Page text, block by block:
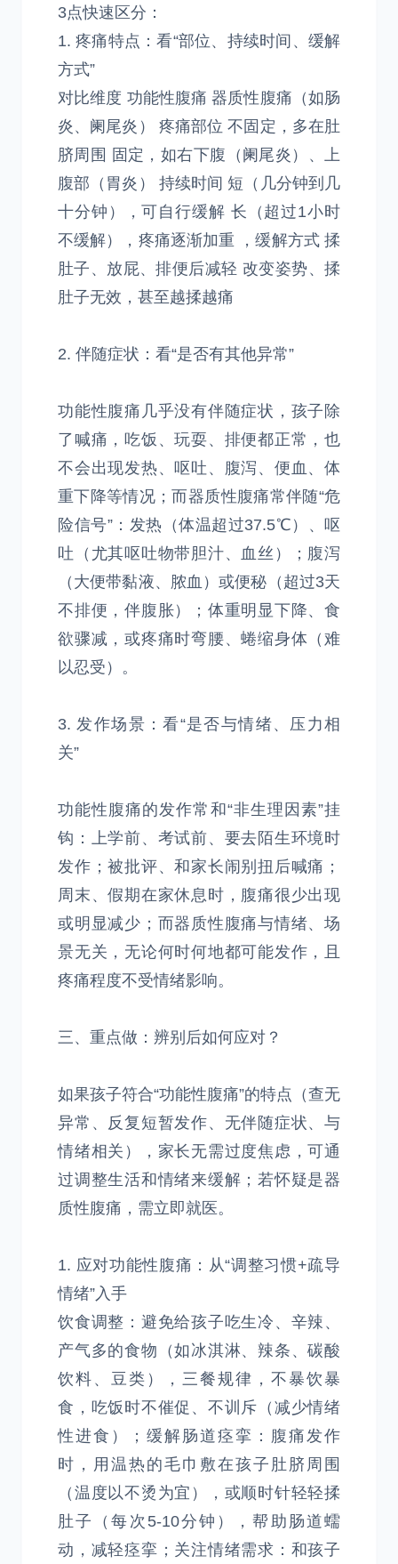
3点快速区分：
1. 疼痛特点：看“部位、持续时间、缓解
方式”
对比维度 功能性腹痛 器质性腹痛（如肠
炎、阑尾炎） 疼痛部位 不固定，多在肚
脐周围 固定，如右下腹（阑尾炎）、上
腹部（胃炎） 持续时间 短（几分钟到几
十分钟），可自行缓解 长（超过1小时
不缓解），疼痛逐渐加重 ，缓解方式 揉
肚子、放屁、排便后减轻 改变姿势、揉
肚子无效，甚至越揉越痛
2. 伴随症状：看“是否有其他异常”
功能性腹痛几乎没有伴随症状，孩子除
了喊痛，吃饭、玩耍、排便都正常，也
不会出现发热、呕吐、腹泻、便血、体
重下降等情况；而器质性腹痛常伴随“危
险信号”：发热（体温超过37.5℃）、呕
吐（尤其呕吐物带胆汁、血丝）；腹泻
（大便带黏液、脓血）或便秘（超过3天
不排便，伴腹胀）；体重明显下降、食
欲骤减，或疼痛时弯腰、蜷缩身体（难
以忍受）。
3. 发作场景：看“是否与情绪、压力相
关”
功能性腹痛的发作常和“非生理因素”挂
钩：上学前、考试前、要去陌生环境时
发作；被批评、和家长闹别扭后喊痛；
周末、假期在家休息时，腹痛很少出现
或明显减少；而器质性腹痛与情绪、场
景无关，无论何时何地都可能发作，且
疼痛程度不受情绪影响。
三、重点做：辨别后如何应对？
如果孩子符合“功能性腹痛”的特点（查无
异常、反复短暂发作、无伴随症状、与
情绪相关），家长无需过度焦虑，可通
过调整生活和情绪来缓解；若怀疑是器
质性腹痛，需立即就医。
1. 应对功能性腹痛：从“调整习惯+疏导
情绪”入手
饮食调整：避免给孩子吃生冷、辛辣、
产气多的食物（如冰淇淋、辣条、碳酸
饮料、豆类），三餐规律，不暴饮暴
食，吃饭时不催促、不训斥（减少情绪
性进食）；缓解肠道痉挛：腹痛发作
时，用温热的毛巾敷在孩子肚脐周围
（温度以不烫为宜），或顺时针轻轻揉
肚子（每次5-10分钟），帮助肠道蠕
动，减轻痉挛；关注情绪需求：和孩子